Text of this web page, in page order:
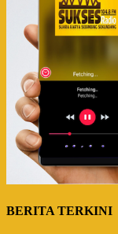
BERITA TERKINI